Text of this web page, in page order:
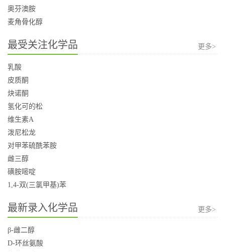
奥芬澳胺
麦角骨化醇
最受关注化学品 更多>
乳酸
皮质酮
炔诺酮
氢化可的松
维生素A
泼尼松龙
对甲苯硫酰苯胺
雌三醇
磺胺嘧啶
1,4-双(三氯甲基)苯
最新录入化学品 更多>
β-雌二醇
D-环丝氨酸